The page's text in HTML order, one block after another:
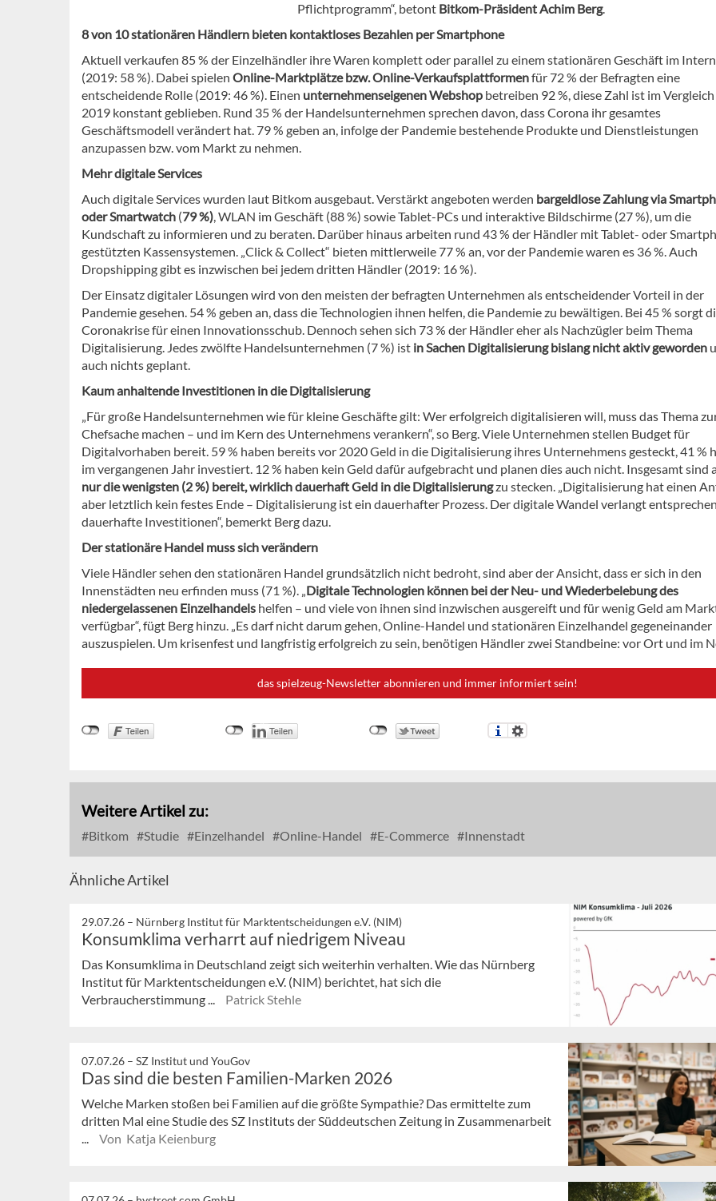
Pflichtprogramm“, betont Bitkom-Präsident Achim Berg.
8 von 10 stationären Händlern bieten kontaktloses Bezahlen per Smartphone
Aktuell verkaufen 85 % der Einzelhändler ihre Waren komplett oder parallel zu einem stationären Geschäft im
(2019: 58 %). Dabei spielen Online-Marktplätze bzw. Online-Verkaufsplattformenfür 72 % der Befragten eine
entscheidende Rolle (2019: 46 %). Einen unternehmenseigenen Webshop betreiben 92 %, diese Zahl ist im Vergleich
2019 konstant geblieben. Rund 35 % der Handelsunternehmen sprechen davon, dass Corona ihr gesamtes
Geschäftsmodell verändert hat. 79 % geben an, infolge der Pandemie bestehende Produkte und Dienstleistungen
anzupassen bzw. vom Markt zu nehmen.
Mehr digitale Services
Auch digitale Services wurden laut Bitkom ausgebaut. Verstärkt angeboten werden bargeldlose Zahlung via
oder Smartwatch (79 %), WLAN im Geschäft (88 %) sowie Tablet-PCs und interaktive Bildschirme (27 %), um die
Kundschaft zu informieren und zu beraten. Darüber hinaus arbeiten rund 43 % der Händler mit Tablet- oder
gestützten Kassensystemen. „Click & Collect“ bieten mittlerweile 77 % an, vor der Pandemie waren es 36 %. Auch
Dropshipping gibt es inzwischen bei jedem dritten Händler (2019: 16 %).
Der Einsatz digitaler Lösungen wird von den meisten der befragten Unternehmen als entscheidender Vorteil in der
Pandemie gesehen. 54 % geben an, dass die Technologien ihnen helfen, die Pandemie zu bewältigen. Bei 45 % sorgt
Coronakrise für einen Innovationsschub. Dennoch sehen sich 73 % der Händler eher als Nachzügler beim Thema
Digitalisierung. Jedes zwölfte Handelsunternehmen (7 %) ist in Sachen Digitalisierung bislang nicht aktiv geworden
auch nichts geplant.
Kaum anhaltende Investitionen in die Digitalisierung
„Für große Handelsunternehmen wie für kleine Geschäfte gilt: Wer erfolgreich digitalisieren will, muss das Thema
Chefsache machen – und im Kern des Unternehmens verankern“, so Berg. Viele Unternehmen stellen Budget für
Digitalvorhaben bereit. 59 % haben bereits vor 2020 Geld in die Digitalisierung ihres Unternehmens gesteckt, 41 %
im vergangenen Jahr investiert. 12 % haben kein Geld dafür aufgebracht und planen dies auch nicht. Insgesamt sind
nur die wenigsten (2 %) bereit, wirklich dauerhaft Geld in die Digitalisierungzu stecken. „Digitalisierung hat einen
aber letztlich kein festes Ende – Digitalisierung ist ein dauerhafter Prozess. Der digitale Wandel verlangt
dauerhafte Investitionen“, bemerkt Berg dazu.
Der stationäre Handel muss sich verändern
Viele Händler sehen den stationären Handel grundsätzlich nicht bedroht, sind aber der Ansicht, dass er sich in den
Innenstädten neu erfinden muss (71 %). „Digitale Technologien können bei der Neu- und Wiederbelebung des
niedergelassenen Einzelhandels helfen – und viele von ihnen sind inzwischen ausgereift und für wenig Geld am
verfügbar“, fügt Berg hinzu. „Es darf nicht darum gehen, Online-Handel und stationären Einzelhandel gegeneinander
auszuspielen. Um krisenfest und langfristig erfolgreich zu sein, benötigen Händler zwei Standbeine: vor Ort und im
das spielzeug-Newsletter abonnieren und immer informiert sein!
Weitere Artikel zu:
Bitkom Studie Einzelhandel Online-Handel E-Commerce Innenstadt
Ähnliche Artikel
29.07.26 – Nürnberg Institut für Marktentscheidungen e.V. (NIM)
Konsumklima verharrt auf niedrigem Niveau
Das Konsumklima in Deutschland zeigt sich weiterhin verhalten. Wie das Nürnberg
Institut für Marktentscheidungen e.V. (NIM) berichtet, hat sich die
Verbraucherstimmung ...
Patrick Stehle
07.07.26 – SZ Institut und YouGov
Das sind die besten Familien-Marken 2026
Welche Marken stoßen bei Familien auf die größte Sympathie? Das ermittelte zum
dritten Mal eine Studie des SZ Instituts der Süddeutschen Zeitung in Zusammenarbeit
...
Von Katja Keienburg